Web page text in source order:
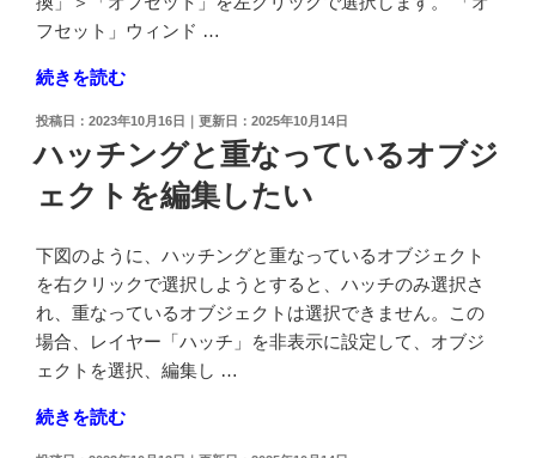
変
し
た
の
フセット」ウィンド …
"図
の
外
側
オ
フ
セ
ッ
同
じ
続きを読む
投
日:
2023年10月16日 2025年10月14日
ハッチングと重なっているオブジ
ェクトを編集したい
下図のように、ハッチングと重なっているオブジェクト
を右クリックで選択しようとすると、ハッチのみ選択さ
れ、重なっているオブジェクトは選択できません。この
場合、レイヤー「ハッチ」を非表示に設定して、オブジ
ェクトを選択、編集し …
"ハ
続きを読む